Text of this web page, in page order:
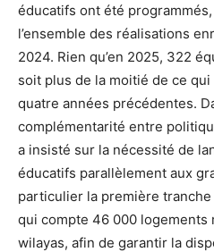
éducatifs ont été
l’ensemble des réalisations
2024. Rien qu’en 2025, 322
soit plus de la moitié de ce
quatre années précédentes.
complémentarité entre
a insisté sur la nécessité de
éducatifs parallèlement aux
particulier la première
qui compte 46 000
wilayas, afin de garantir la